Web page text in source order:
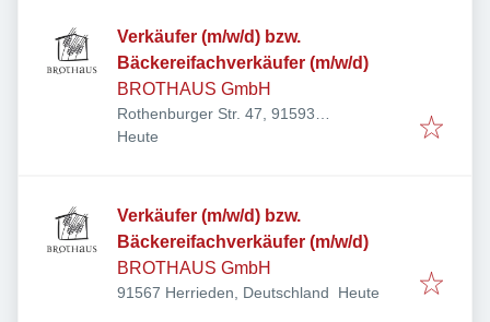
Verkäufer (m/w/d) bzw.
Bäckereifachverkäufer (m/w/d)
BROTHAUS GmbH
Rothenburger Str. 47, 91593
Burgbernheim, Deutschland
Veröffentlicht
Heute
Verkäufer (m/w/d) bzw.
Bäckereifachverkäufer (m/w/d)
BROTHAUS GmbH
91567 Herrieden, Deutschland Veröffentlicht:
Heute